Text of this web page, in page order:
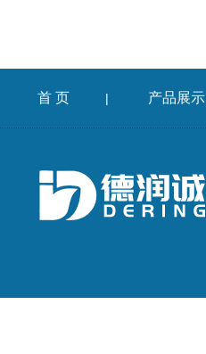
首 页 | 产品展示